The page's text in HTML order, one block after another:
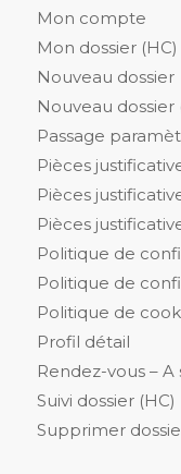
Mon compte
Mon dossier (HC)
Nouveau dossier
Nouveau dossier
Passage
Pièces
Pièces
Pièces
Politique de
Politique de
Politique de
Profil détail
Rendez-vous – A
Suivi dossier (HC)
Supprimer